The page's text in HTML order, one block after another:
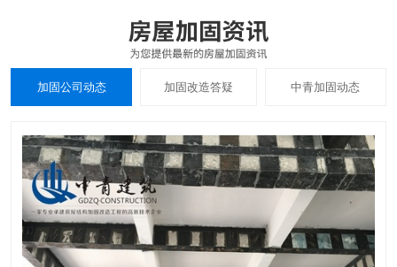
加固公司动态 加固改造答疑 中青加固动态